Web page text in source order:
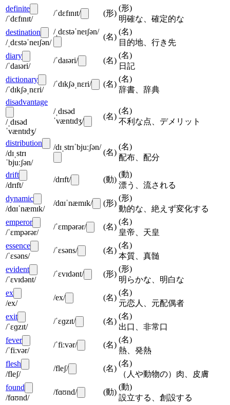
definite
/ˈdɛfɪnɪt/
/ˈdɛfɪnɪt/ (形)
(形)
明確な、確定的な
destination
/ˌdɛstəˈneɪʃən/
/ˌdɛstəˈneɪʃən/
(名)
(名)
目的地、行き先
diary
/ˈdaɪəri/
/ˈdaɪəri/ (名)
(名)
日記
dictionary
/ˈdɪkʃəˌnɛri/
/ˈdɪkʃəˌnɛri/ (名)
(名)
辞書、辞典
disadvantage
/ˌdɪsəd
ˈvæntɪdʒ/
/ˌdɪsəd
ˈvæntɪdʒ/
(名)
(名)
不利な点、デメリット
distribution
/dɪˌstrɪ
ˈbjuːʃən/
/dɪˌstrɪˈbjuːʃən/
(名)
(名)
配布、配分
drift
/drɪft/
/drɪft/ (動)
(動)
漂う、流される
dynamic
/dɑɪˈnæmɪk/
/dɑɪˈnæmɪk/ (形)
(形)
動的な、絶えず変化する
emperor
/ˈɛmpərər/
/ˈɛmpərər/ (名)
(名)
皇帝、天皇
essence
/ˈɛsəns/
/ˈɛsəns/ (名)
(名)
本質、真髄
evident
/ˈɛvɪdənt/
/ˈɛvɪdənt/ (形)
(形)
明らかな、明白な
ex
/ex/
/ex/ (名)
(名)
元恋人、元配偶者
exit
/ˈɛɡzɪt/
/ˈɛɡzɪt/ (名)
(名)
出口、非常口
fever
/ˈfiːvər/
/ˈfiːvər/ (名)
(名)
熱、発熱
flesh
/fleʃ/
/fleʃ/ (名)
(名)
（人や動物の）肉、皮膚
found
/fɑʊnd/
/fɑʊnd/ (動)
(動)
設立する、創設する